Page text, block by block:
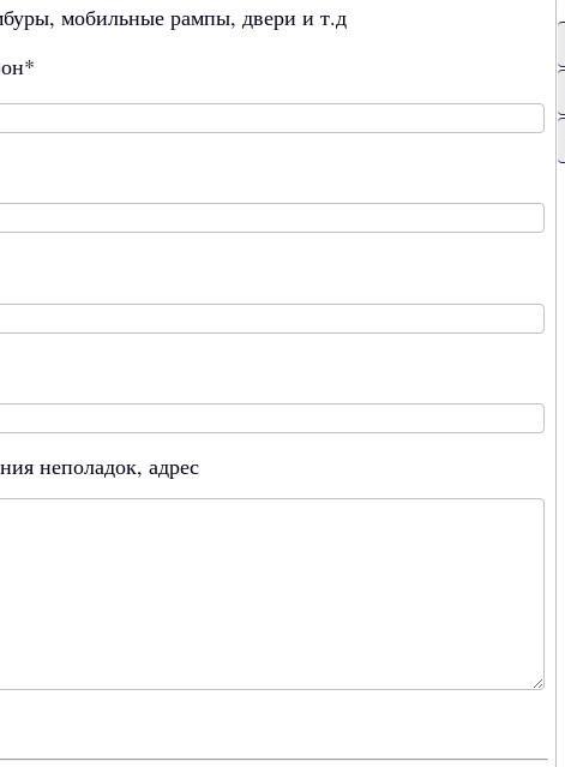
мобильные рампы, двери и т.д
неполадок, адрес